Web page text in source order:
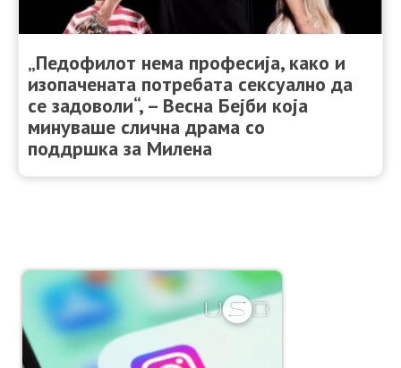
„Педофилот нема професија, како и
изопачената потребата сексуално да
се задоволи“, – Весна Бејби која
минуваше слична драма со
поддршка за Милена